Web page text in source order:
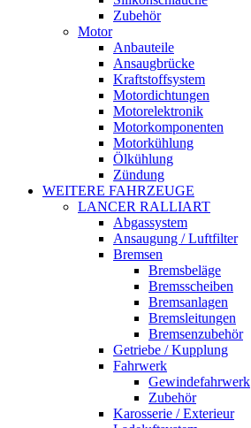
Zubehör
Motor
Anbauteile
Ansaugbrücke
Kraftstoffsystem
Motordichtungen
Motorelektronik
Motorkomponenten
Motorkühlung
Ölkühlung
Zündung
WEITERE FAHRZEUGE
LANCER RALLIART
Abgassystem
Ansaugung / Luftfilter
Bremsen
Bremsbeläge
Bremsscheiben
Bremsanlagen
Bremsleitungen
Bremsenzubehör
Getriebe / Kupplung
Fahrwerk
Gewindefahrwerk
Zubehör
Karosserie / Exterieur